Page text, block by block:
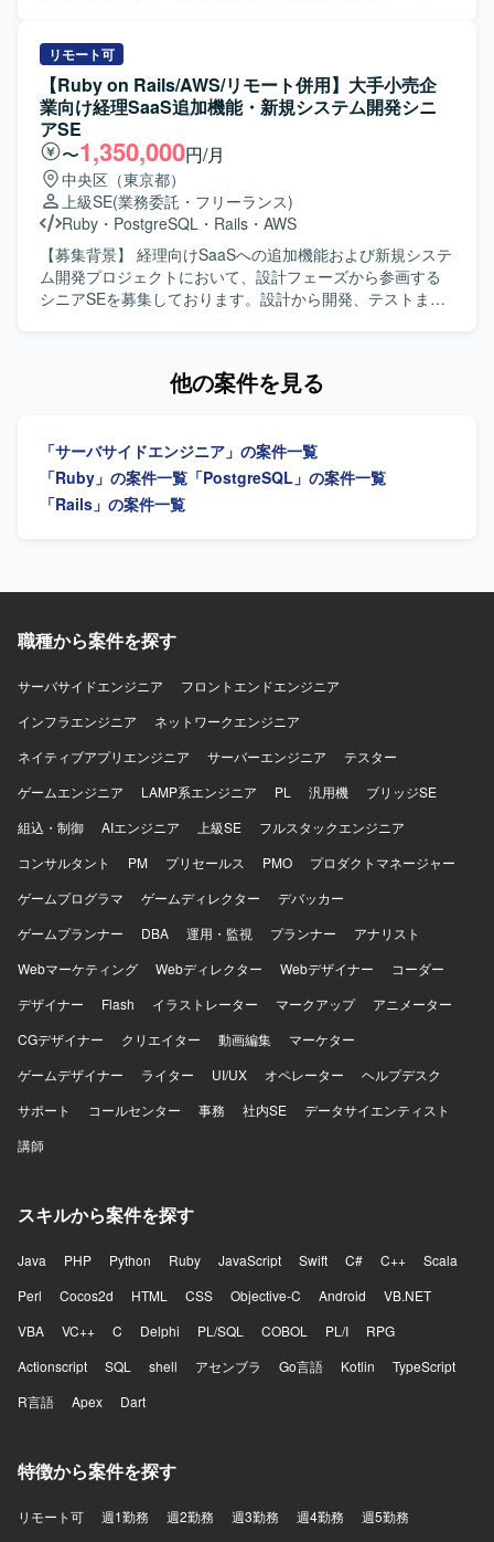
長期的に参画いただける方を求めております。複数のエン
ジニア、PdM、デザイナーと密に協働しながら開発を進め
る環境のため、コラボレーションとコミュニケーションを
大切にし、自発的に周囲と連携しながら課題解決に取り組
める方にマッチいたします。 明確なアーキテクチャが存在
しない状況でも、業務の背景や全体像を把握したうえで自
ら考えて推進できる方や、各案件について表層的な機能理
解にとどまらず、用いられている技術や直面した課題、そ
の対応策といった思考プロセスまで踏み込んで考えられる
方を歓迎いたします。 【ポジションの魅力】 グロース型の
小規模案件が多く、事業やプロダクトへの理解を深めなが
ら、継続的な改善や機能追加を通じてユーザー価値の向上
ーマンス改善など技術的な意思決定にも主体的に関わるこ
いていただけます。 【開発環境】 バックエンドはRuby、
Ruby on Railsを中心とし、フロントエンドには
TypeScript、React.js、Jest、CodeceptJS、Playwright、
Storybookなどを活用しております。インフラは
Nginxを用いた構成となっております。開発フローでは
Github、GitHub ActionsやJenkins、Slackを活用し、
リングやデータ分析の仕組みが整っております。
Ruby on RailsおよびVue.jsを用いた自社プロダクト・AIツ
ールのフロントエンドおよびバックエンド開発を担当し、
クライアントの声を直接反映させる形で商品の改良設計を
進めていただきます。GCP（Vertex AI等）やAIコーディン
グツールを組み合わせた先進的なAI機能の実装に携わり、3
～5人程度のチームでアジャイルな機能開発およびコード管
理・プロジェクト推進を行っていただきます。要件定義か
ら基本設計、詳細設計、実装、テスト、運用・保守、プロ
ダクト改良まで一貫して関わっていただきます。 【求める
人物像】 システム全体の設計や仕組みづくり、アーキテク
チャの選定に主体的に挑戦したい方を求めています。新し
いプロダクトを0→1で育てる過程に興味があり、スタート
魅力】 環境負荷可視化という社会的意義の高い領域で、自
中で、クライアントの声を直接プロダクトに反映させる経
験を積むことができ、GCP（Vertex AI等）や最新のAIコー
ディングツールを活用した先進的な開発に携わることがで
きます。 【開発環境】 フロントエンドはVue.js 3系および
せ、CIにはCircleCIを利用しています。開発ツールとして
GitHub, Github Projects, Notion, Teams, Slack, Google
Cursor, Claude Code, Gemini CLIを使用しています。
リモート可
【Ruby on Rails/AWS/リモート併用】大手小売企
業向け経理SaaS追加機能・新規システム開発シニ
アSE
〜1,350,000円/月
中央区（東京都）
上級SE(業務委託・フリーランス)
Ruby ・ PostgreSQL ・ Rails ・ AWS
【募集背景】 経理向けSaaSへの追加機能および新規システ
ム開発プロジェクトにおいて、設計フェーズから参画する
シニアSEを募集しております。設計から開発、テストまで
整理・起票、関係者との解消推進）を主担当として実施い
的で保守性の高い設計・実装や、必要に応じた技術検証・
PoCを実施していただきます。プロダクトチームや関係各
社との仕様・スケジュール調整を行っていただきます。提
案・報告資料の作成や、設計・コードレビューを通じた品
ュメントや資料作成、関係者調整もプロジェクトの価値と
捉えられる方を歓迎いたします。顧客およびチーム双方と
を想定しております。ドメイン知識や業務ロジックを素早
くキャッチアップし、設計に落とし込める方、品質課題や
方にご活躍いただけます。 【ポジションの魅力】 経理向け
SaaSの追加機能および新規システム開発において、設計フ
ェーズからテストまで一貫して関わることができるポジシ
ョンです。多数のステークホルダーと連携しながら、設計
ができます。Ruby on RailsやAWS、生成AIを活用した開
発・PoCなど、モダンな技術スタックを活かした上流工程
エンドはGo、Ruby on Rails、Unicorn、Nginx、
PostgreSQL、Redis、Docker、Elasticsearchなどを利用し
ております。フロントエンドはTypeScript、React、
Redux、styled-components、Storybook、Webpackなどを
ElastiCache、S3、ElasticsearchService、Lambda、
ElasticBeanstalkなど）、Ansible、Datadog、CircleCI、
Slack、JIRA、Notionなどのツールを利用しております。
他の案件を見る
「サーバサイドエンジニア」の案件一覧
「Ruby」の案件一覧 「PostgreSQL」の案件一覧
「Rails」の案件一覧
職種から案件を探す
サーバサイドエンジニア
フロントエンドエンジニア
インフラエンジニア
ネットワークエンジニア
ネイティブアプリエンジニア
サーバーエンジニア
テスター
ゲームエンジニア
LAMP系エンジニア PL 汎用機
ブリッジSE
組込・制御
AIエンジニア 上級SE
フルスタックエンジニア
コンサルタント
PM プリセールス PMO
プロダクトマネージャー
ゲームプログラマ
ゲームディレクター
デバッカー
ゲームプランナー
DBA 運用・監視 プランナー
アナリスト
Webマーケティング
Webディレクター Webデザイナー
コーダー
デザイナー
Flash イラストレーター マークアップ
アニメーター
CGデザイナー
クリエイター 動画編集
マーケター
ゲームデザイナー
ライター UI/UX オペレーター
ヘルプデスク
サポート
コールセンター 事務 社内SE
データサイエンティスト
講師
スキルから案件を探す
Java PHP Python Ruby JavaScript Swift C# C++
Scala
Perl
Cocos2d HTML CSS Objective-C Android
VB.NET
VBA
VC++ C Delphi PL/SQL COBOL PL/I
RPG
Actionscript
SQL shell アセンブラ Go言語 Kotlin
TypeScript
R言語
Apex Dart
特徴から案件を探す
リモート可 週1勤務 週2勤務 週3勤務 週4勤務 週5勤務